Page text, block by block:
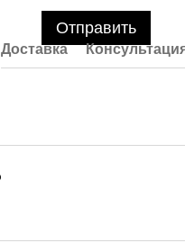
Отправить
Доставка